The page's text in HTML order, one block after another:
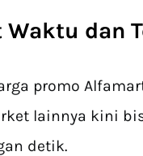
Waktu dan
promo
lainnya kini
detik.